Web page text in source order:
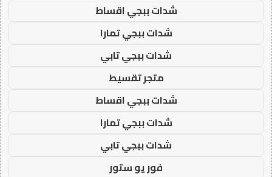
شدات ببجي اقساط
شدات ببجي تمارا
شدات ببجي تابي
متجر تقسيط
شدات ببجي اقساط
شدات ببجي تمارا
شدات ببجي تابي
فور يو ستور